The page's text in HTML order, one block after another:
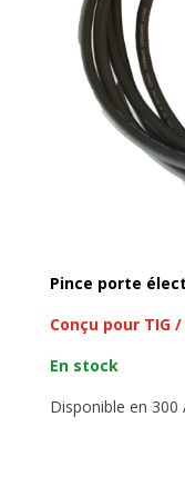
Pince porte
Conçu pour TIG
En stock
Disponible en 300